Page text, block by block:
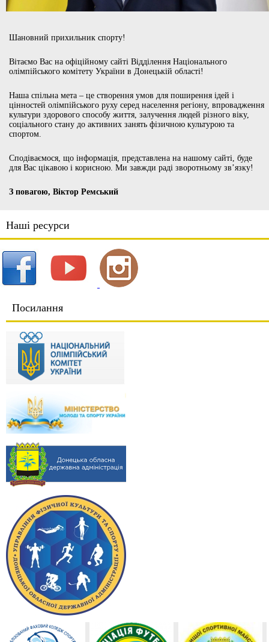
Шановний прихильник спорту!
Вітаємо Вас на офіційному сайті Відділення Національного
олімпійського комітету України в Донецькій області!
Наша спільна мета – це створення умов для поширення ідей і
цінностей олімпійського руху серед населення регіону, впровадження
культури здорового способу життя, залучення людей різного віку,
соціального стану до активних занять фізичною культурою та
спортом.
Сподіваємося, що інформація, представлена на нашому сайті, буде
для Вас цікавою і корисною. Ми завжди раді зворотньому зв’язку!
З повагою, Віктор Ремський
Наші ресурси
Посилання